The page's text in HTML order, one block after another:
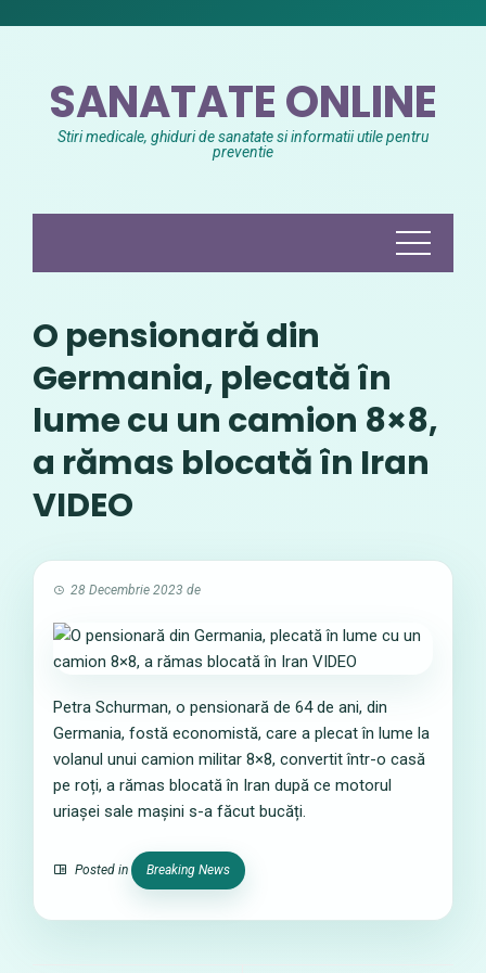
SANATATE ONLINE
Stiri medicale, ghiduri de sanatate si informatii utile pentru
preventie
O pensionară din
Germania, plecată în
lume cu un camion 8×8,
a rămas blocată în Iran
VIDEO
28 Decembrie 2023 de
Petra Schurman, o pensionară de 64 de ani, din
Germania, fostă economistă, care a plecat în lume la
volanul unui camion militar 8×8, convertit într-o casă
pe roți, a rămas blocată în Iran după ce motorul
uriașei sale mașini s-a făcut bucăți.
Posted in Breaking News